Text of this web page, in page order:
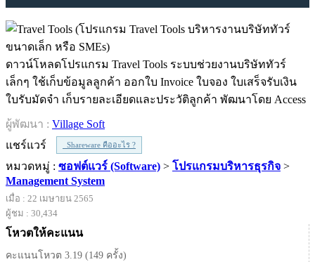
ดาวน์โหลดโปรแกรม Travel Tools ระบบช่วยงานบริษัททัวร์
เล็กๆ ใช้เก็บข้อมูลลูกค้า ออกใบ Invoice ใบจอง ใบเสร็จรับเงิน
ใบรับมัดจำ เก็บรายละเอียดและประวัติลูกค้า พัฒนาโดย Access
ผู้พัฒนา : Village Soft
แชร์แวร์
Shareware คืออะไร ?
หมวดหมู่ : ซอฟต์แวร์ (Software) > โปรแกรมบริหารธุรกิจ >
Management System
เมื่อ : 22 เมษายน 2565
ผู้ชม : 30,434
โหวตให้คะแนน
คะแนนโหวต 3.19 (149 ครั้ง)